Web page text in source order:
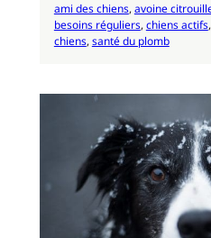
ami des chiens, avoine
besoins réguliers, chiens actifs,
chiens, santé du plomb